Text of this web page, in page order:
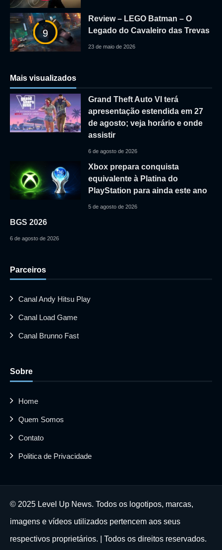
9
Review – LEGO Batman – O
Legado do Cavaleiro das Trevas
23 de maio de 2026
Mais visualizados
Grand Theft Auto VI terá
apresentação estendida em 27
de agosto; veja horário e onde
assistir
6 de agosto de 2026
Xbox prepara conquista
equivalente à Platina do
PlayStation para ainda este ano
5 de agosto de 2026
BGS 2026
6 de agosto de 2026
Parceiros
Canal Andy Hitsu Play
Canal Load Game
Canal Brunno Fast
Sobre
Home
Quem Somos
Contato
Politica de Privacidade
© 2025 Level Up News. Todos os logotipos, marcas,
imagens e vídeos utilizados pertencem aos seus
respectivos proprietários. | Todos os direitos reservados.